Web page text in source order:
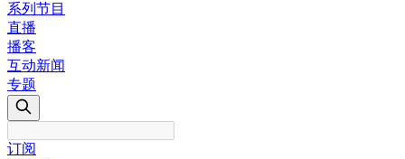
系列节目
直播
播客
互动新闻
专题
订阅